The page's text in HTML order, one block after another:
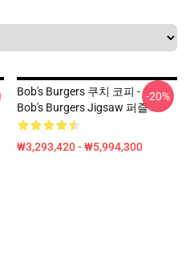
Bob's Burgers 쿠치 코피 - - -
Bob's Burgers Jigsaw 퍼즐
₩3,293,420 - ₩5,994,300
-20%